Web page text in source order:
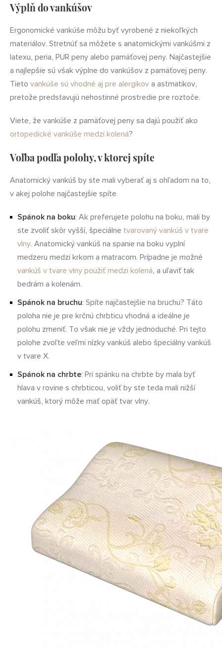
Výplň do vankúšov
Ergonomické vankúše môžu byť vyrobené z niekoľkých
materiálov. Stretnúť sa môžete s anatomickými vankúšmi z
latexu, peria, PUR peny alebo pamäťovej peny. Najčastejšie
a najlepšie sú však výplne do vankúšov z pamäťovej peny.
Tieto vankúše sú vhodné aj pre alergikov a astmatikov,
pretože predstavujú nehostinné prostredie pre roztoče.
Viete, že vankúše z pamäťovej peny sa dajú použiť ako
ortopedické vankúše medzi kolená?
Voľba podľa polohy, v ktorej spíte
Anatomický vankúš by ste mali vyberať aj s ohľadom na to,
v akej polohe najčastejšie spíte.
Spánok na boku: Ak preferujete polohu na boku, mali by
ste zvoliť skôr vyšší, špeciálne tvarovaný vankúš v tvare
vlny. Anatomický vankúš na spanie na boku vyplní
medzeru medzi krkom a matracom. Prípadne je možné
vankúš v tvare vlny použiť medzi kolená, a uľaviť tak
bedrám a kolenám.
Spánok na bruchu: Spíte najčastejšie na bruchu? Táto
poloha nie je pre krčnú chrbticu vhodná a ideálne je
polohu zmeniť. To však nie je vždy jednoduché. Pri tejto
polohe zvoľte veľmi nízky vankúš alebo špeciálny vankúš
v tvare X.
Spánok na chrbte: Pri spánku na chrbte by mala byť
hlava v rovine s chrbticou, voliť by ste teda mali nižší
vankúš, ktorý môže mať opäť tvar vlny.